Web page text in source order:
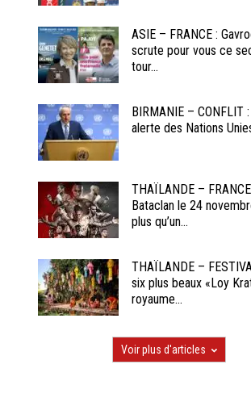
ASIE – FRANCE :
scrute pour vous ce
tour...
BIRMANIE – CONFLIT
alerte des Nations
THAÏLANDE –
Bataclan le 24
plus qu’un...
THAÏLANDE –
six plus beaux «Loy
royaume...
Voir plus d'articles